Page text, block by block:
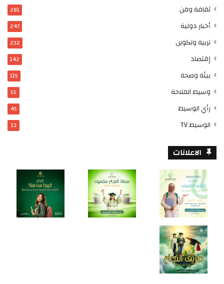
ثقافة وفن 281
أخبار دولية 247
تربية وتكوين 232
إقتصاد 142
بيئة وصحة 115
وسيط الفلاحة 55
رأي الوسيط 45
الوسيط TV 13
الاعلانات